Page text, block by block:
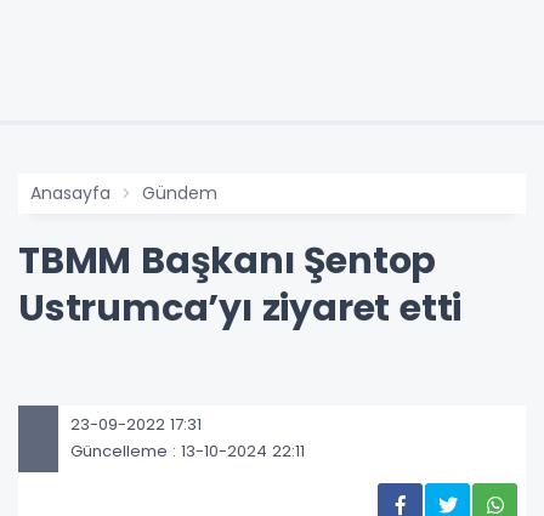
Anasayfa Gündem
TBMM Başkanı Şentop
Ustrumca’yı ziyaret etti
23-09-2022 17:31
Güncelleme : 13-10-2024 22:11